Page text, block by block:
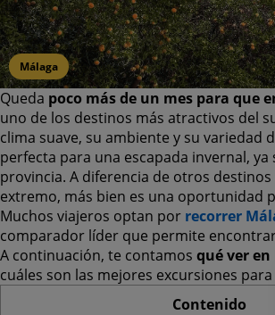
Málaga
Queda poco más de un mes para que
uno de los destinos más atractivos del
clima suave, su ambiente y su variedad
perfecta para una escapada invernal,
provincia. A diferencia de otros
extremo, más bien es una oportunidad
Muchos viajeros optan por recorrer
comparador líder que permite
A continuación, te contamos qué ver
cuáles son las mejores excursiones
Contenido